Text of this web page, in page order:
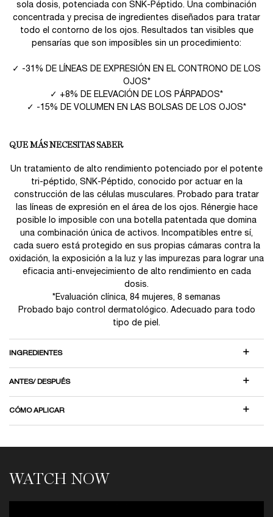
sola dosis, potenciada con SNK-Péptido. Una combinación
concentrada y precisa de ingredientes diseñados para tratar
todo el contorno de los ojos. Resultados tan visibles que
pensarías que son imposibles sin un procedimiento:
✓ -31% DE LÍNEAS DE EXPRESIÓN EN EL CONTRONO DE LOS
OJOS*
✓ +8% DE ELEVACIÓN DE LOS PÁRPADOS*
✓ -15% DE VOLUMEN EN LAS BOLSAS DE LOS OJOS*
QUE MÁS NECESITAS SABER
Un tratamiento de alto rendimiento potenciado por el potente
tri-péptido, SNK-Péptido, conocido por actuar en la
construcción de las células musculares. Probado para tratar
las líneas de expresión en el área de los ojos. Rénergie hace
posible lo imposible con una botella patentada que domina
una combinación única de activos. Incompatibles entre sí,
cada suero está protegido en sus propias cámaras contra la
oxidación, la exposición a la luz y las impurezas para lograr una
eficacia anti-envejecimiento de alto rendimiento en cada
dosis.
*Evaluación clínica, 84 mujeres, 8 semanas
Probado bajo control dermatológico. Adecuado para todo
tipo de piel.
INGREDIENTES
ANTES/ DESPUÉS
CÓMO APLICAR
WATCH NOW